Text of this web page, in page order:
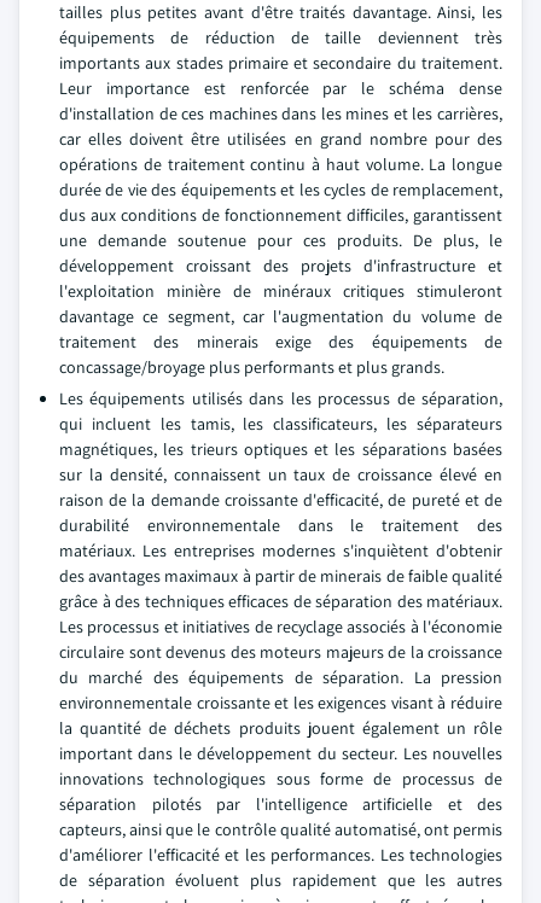
tailles plus petites avant d'être traités davantage. Ainsi, les
équipements de réduction de taille deviennent très
importants aux stades primaire et secondaire du traitement.
Leur importance est renforcée par le schéma dense
d'installation de ces machines dans les mines et les carrières,
car elles doivent être utilisées en grand nombre pour des
opérations de traitement continu à haut volume. La longue
durée de vie des équipements et les cycles de remplacement,
dus aux conditions de fonctionnement difficiles, garantissent
une demande soutenue pour ces produits. De plus, le
développement croissant des projets d'infrastructure et
l'exploitation minière de minéraux critiques stimuleront
davantage ce segment, car l'augmentation du volume de
traitement des minerais exige des équipements de
concassage/broyage plus performants et plus grands.
Les équipements utilisés dans les processus de séparation,
qui incluent les tamis, les classificateurs, les séparateurs
magnétiques, les trieurs optiques et les séparations basées
sur la densité, connaissent un taux de croissance élevé en
raison de la demande croissante d'efficacité, de pureté et de
durabilité environnementale dans le traitement des
matériaux. Les entreprises modernes s'inquiètent d'obtenir
des avantages maximaux à partir de minerais de faible qualité
grâce à des techniques efficaces de séparation des matériaux.
Les processus et initiatives de recyclage associés à l'économie
circulaire sont devenus des moteurs majeurs de la croissance
du marché des équipements de séparation. La pression
environnementale croissante et les exigences visant à réduire
la quantité de déchets produits jouent également un rôle
important dans le développement du secteur. Les nouvelles
innovations technologiques sous forme de processus de
séparation pilotés par l'intelligence artificielle et des
capteurs, ainsi que le contrôle qualité automatisé, ont permis
d'améliorer l'efficacité et les performances. Les technologies
de séparation évoluent plus rapidement que les autres